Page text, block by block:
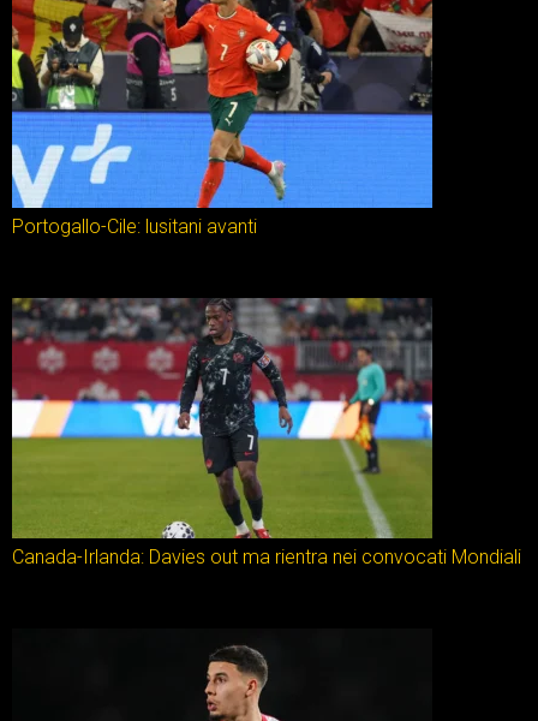
Portogallo-Cile: lusitani avanti
Canada-Irlanda: Davies out ma rientra nei convocati Mondiali